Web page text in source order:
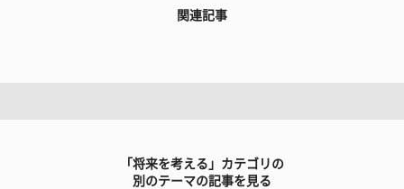
関連記事
「将来を考える」カテゴリの
別のテーマの記事を見る